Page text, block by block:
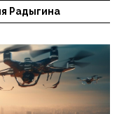
Радыгина